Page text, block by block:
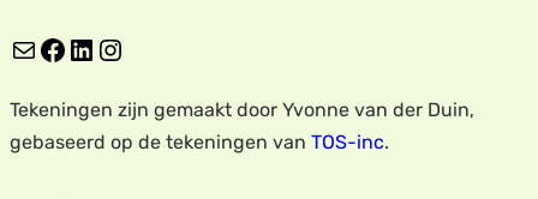
E-mail Facebook LinkedIn Instagram
Tekeningen zijn gemaakt door Yvonne van der Duin,
gebaseerd op de tekeningen van TOS-inc.